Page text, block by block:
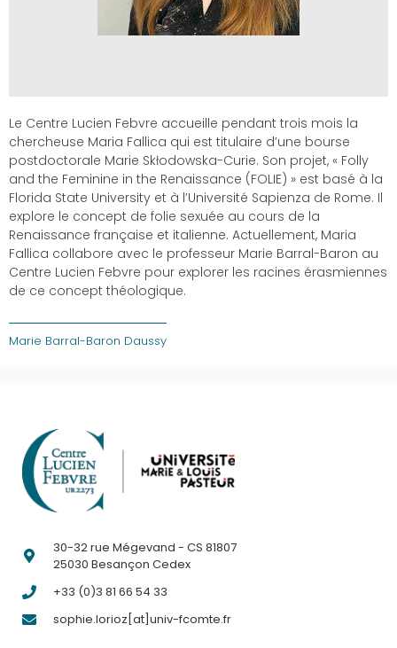
Le Centre Lucien Febvre accueille pendant trois mois la
chercheuse Maria Fallica qui est titulaire d’une bourse
postdoctorale Marie Skłodowska-Curie. Son projet, « Folly
and the Feminine in the Renaissance (FOLIE) » est basé à la
Florida State University et à l’Université Sapienza de Rome. Il
explore le concept de folie sexuée au cours de la
Renaissance française et italienne. Actuellement, Maria
Fallica collabore avec le professeur Marie Barral-Baron au
Centre Lucien Febvre pour explorer les racines érasmiennes
de ce concept théologique.
Marie Barral-Baron Daussy
30-32 rue Mégevand - CS 81807
25030 Besançon Cedex
+33 (0)3 81 66 54 33
sophie.lorioz[at]univ-fcomte.fr